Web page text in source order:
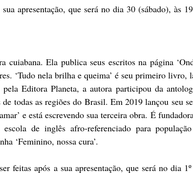
apresentação, que será no dia 30 (sábado), às
cuiabana. Ela publica seus escritos na página
‘Tudo nela brilha e queima’ é seu primeiro livro,
Editora Planeta, a autora participou da
todas as regiões do Brasil. Em 2019 lançou seu
e está escrevendo sua terceira obra. É
de inglês afro-referenciado para
‘Feminino, nossa cura’.
feitas após a sua apresentação, que será no dia